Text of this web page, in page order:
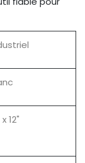
x 12"